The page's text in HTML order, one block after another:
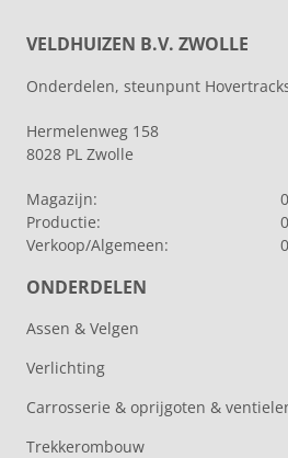
VELDHUIZEN B.V. ZWOLLE
Onderdelen, steunpunt
Hermelenweg 158
8028 PL Zwolle
Magazijn:
Productie:
Verkoop/Algemeen:
ONDERDELEN
Assen & Velgen
Verlichting
Carrosserie & oprijgoten &
Trekkerombouw